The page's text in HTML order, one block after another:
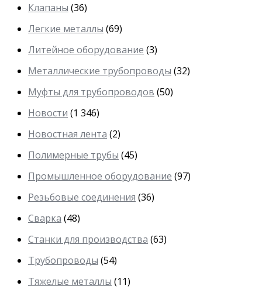
Клапаны (36)
Легкие металлы (69)
Литейное оборудование (3)
Металлические трубопроводы (32)
Муфты для трубопроводов (50)
Новости (1 346)
Новостная лента (2)
Полимерные трубы (45)
Промышленное оборудование (97)
Резьбовые соединения (36)
Сварка (48)
Станки для производства (63)
Трубопроводы (54)
Тяжелые металлы (11)